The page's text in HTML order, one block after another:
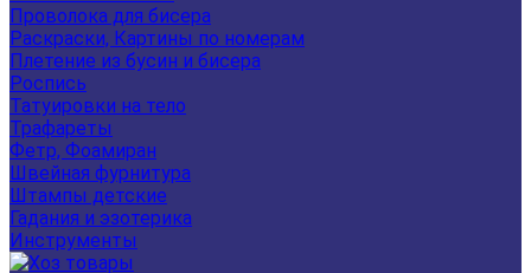
Проволока для бисера
Раскраски, Картины по номерам
Плетение из бусин и бисера
Роспись
Татуировки на тело
Трафареты
Фетр, Фоамиран
Швейная фурнитура
Штампы детские
Гадания и эзотерика
Инструменты